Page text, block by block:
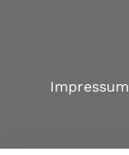
Impressum